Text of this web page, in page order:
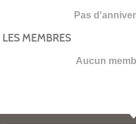
Pas
LES MEMBRES
Aucun